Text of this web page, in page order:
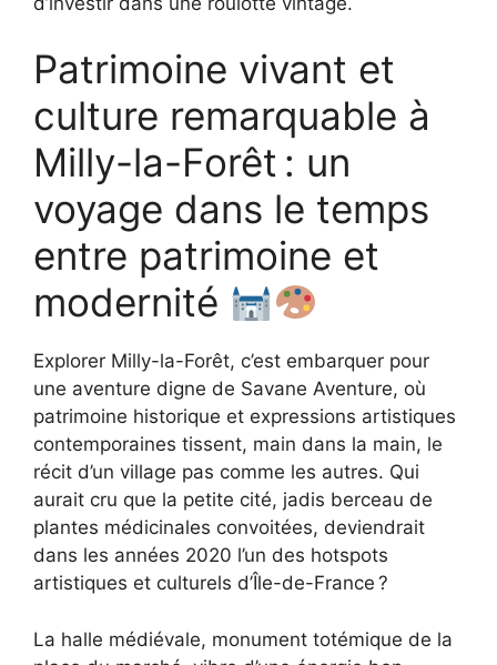
Patrimoine vivant et
culture remarquable à
Milly-la-Forêt : un
voyage dans le temps
entre patrimoine et
modernité
Explorer Milly-la-Forêt, c’est embarquer pour
une aventure digne de Savane Aventure, où
patrimoine historique et expressions artistiques
contemporaines tissent, main dans la main, le
récit d’un village pas comme les autres. Qui
aurait cru que la petite cité, jadis berceau de
plantes médicinales convoitées, deviendrait
dans les années 2020 l’un des hotspots
artistiques et culturels d’Île-de-France ?
La halle médiévale, monument totémique de la